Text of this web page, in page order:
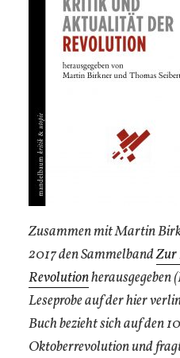
Zusammen mit Martin
2017 den Sammelband
Revolution
Leseprobe auf der hier
Buch bezieht sich auf den
Oktoberrevolution und